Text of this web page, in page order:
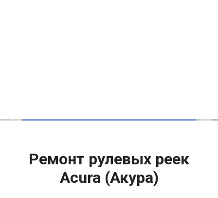
Ремонт рулевых реек
Acura (Акура)